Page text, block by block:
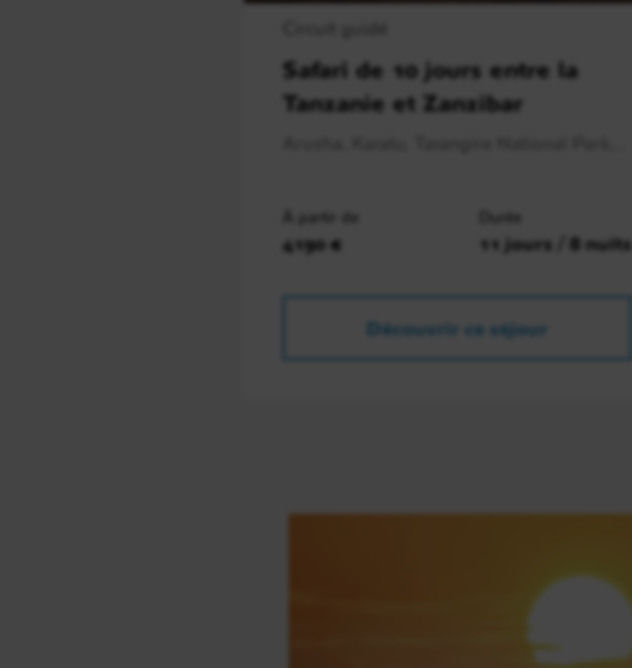
Safari de 10 jours entre la
Tanzanie et Zanzibar
À partir de
4190 €
Durée
11 jours / 8 nuits
Découvrir ce séjour